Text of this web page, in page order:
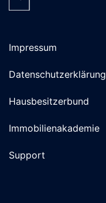
Impressum
Datenschutzerklärung
Hausbesitzerbund
Immobilienakademie
Support